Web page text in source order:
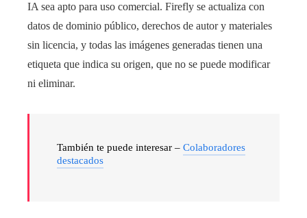
IA sea apto para uso comercial. Firefly se actualiza con
datos de dominio público, derechos de autor y materiales
sin licencia, y todas las imágenes generadas tienen una
etiqueta que indica su origen, que no se puede modificar
ni eliminar.
También te puede interesar – Colaboradores
destacados